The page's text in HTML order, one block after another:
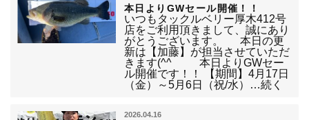
本日よりGWセール開催！！
いつもタックルベリー厚木412号
店をご利用頂きまして、誠にあり
がとうございます。 本日の更
新は【加藤】が担当させていただ
きます(^^ゞ 本日よりGWセー
ル開催です！！ 【期間】4月17日
（金）～5月6日（祝/水）…続く
2026.04.16